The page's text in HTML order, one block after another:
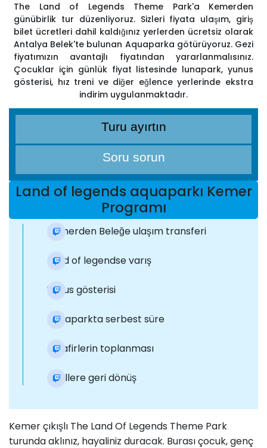
The Land of Legends Theme Park'a Kemerden
günübirlik tur düzenliyoruz. Sizleri fiyata ulaşım, giriş
bilet ücretleri dahil kaldığınız yerlerden ücretsiz olarak
Antalya Belek'te bulunan Aquaparka götürüyoruz. Gezi
fiyatımızın avantajlı fiyatından yararlanmalısınız.
Çocuklar için günlük fiyat listesinde lunapark, yunus
gösterisi, hız treni ve diğer eğlence yerlerinde ekstra
indirim uygulanmaktadır.
Turu ayırtın
Soru sorun
Land of legends aquaparkı Kemer
Programı
Kemerden Beleğe ulaşım transferi
Land of legendse varış
Yunus gösterisi
Aquaparkta serbest süre
Misafirlerin toplanması
Otellere geri dönüş
Kemer çıkışlı The Land Of Legends Theme Park
turunda aklınız, hayaliniz duracak. Burası çocuk, genç